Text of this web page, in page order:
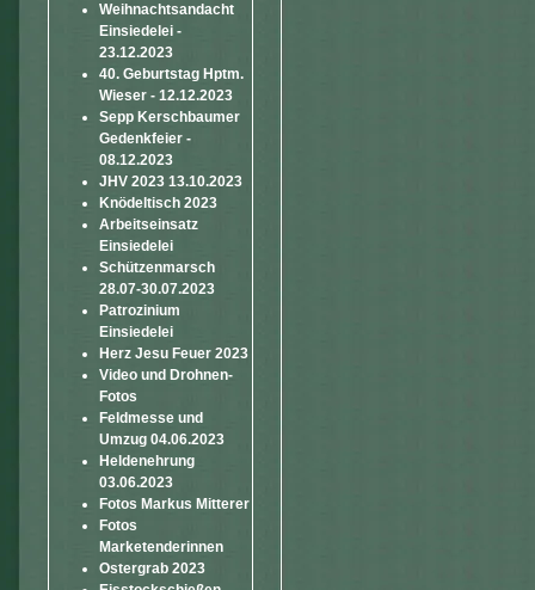
Weihnachtsandacht
Einsiedelei -
23.12.2023
40. Geburtstag Hptm.
Wieser - 12.12.2023
Sepp Kerschbaumer
Gedenkfeier -
08.12.2023
JHV 2023 13.10.2023
Knödeltisch 2023
Arbeitseinsatz
Einsiedelei
Schützenmarsch
28.07-30.07.2023
Patrozinium
Einsiedelei
Herz Jesu Feuer 2023
Video und Drohnen-
Fotos
Feldmesse und
Umzug 04.06.2023
Heldenehrung
03.06.2023
Fotos Markus Mitterer
Fotos
Marketenderinnen
Ostergrab 2023